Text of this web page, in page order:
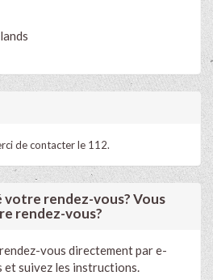
de contacter le 112.
votre rendez-vous? Vous
rendez-vous?
vous directement par e-
et suivez les instructions.